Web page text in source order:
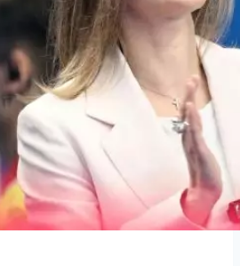
карту
узнайте…